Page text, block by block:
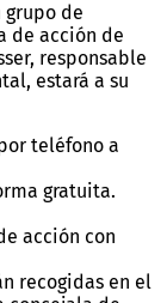
grupo de
de acción de
responsable
estará a su
teléfono a
gratuita.
acción con
recogidas en el